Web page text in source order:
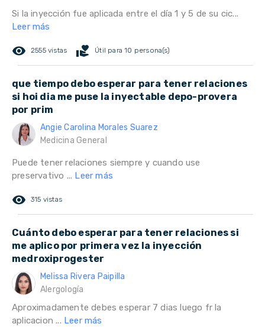
Si la inyección fue aplicada entre el día 1 y 5 de su cic...
Leer más
remove_red_eye 2555 vistas volunteer_activism Útil para 10 persona(s)
que tiempo debo esperar para tener relaciones
si hoi dia me puse la inyectable depo-provera
por prim
Angie Carolina Morales Suarez
Medicina General
Puede tener relaciones siempre y cuando use
preservativo ... Leer más
remove_red_eye 315 vistas
Cuánto debo esperar para tener relaciones si
me aplico por primera vez la inyección
medroxiprogester
Melissa Rivera Paipilla
Alergología
Aproximadamente debes esperar 7 dias luego fr la
aplicacion ... Leer más